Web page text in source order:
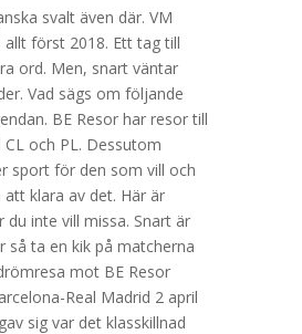
svalt även där. VM
först 2018. Ett tag till
ord. Men, snart väntar
Vad sägs om följande
BE Resor har resor till
och PL. Dessutom
sport för den som vill och
klara av det. Här är
du inte vill missa. Snart är
så ta en kik på matcherna
mot BE Resor
Real Madrid 2 april
sig var det klasskillnad